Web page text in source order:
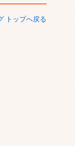
トップへ戻る